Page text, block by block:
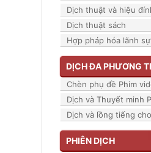
Dịch thuật và hiệu
Dịch thuật sách
Hợp pháp hóa lãnh
DỊCH ĐA PHƯƠNG
Chèn phụ đề Phim
Dịch và Thuyết minh
Dịch và lồng tiếng
PHIÊN DỊCH